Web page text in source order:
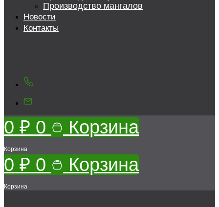
Производство мангалов
Новости
Контакты
0 ₽ 0 Корзина
Корзина
0 ₽ 0 Корзина
Корзина